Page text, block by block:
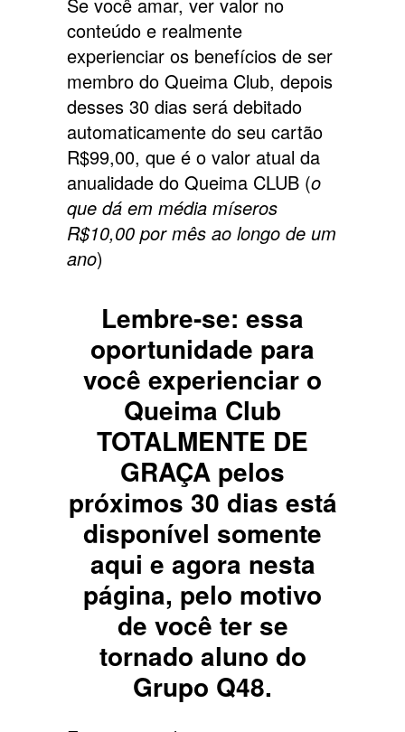
conteúdo e realmente
experienciar os benefícios de ser
membro do Queima Club, depois
desses 30 dias será debitado
automaticamente do seu cartão
R$99,00, que é o valor atual da
anualidade do Queima CLUB (o
que dá em média míseros
R$10,00 por mês ao longo de um
ano)
Lembre-se: essa
oportunidade para
você experienciar o
Queima Club
TOTALMENTE DE
GRAÇA pelos
próximos 30 dias está
disponível somente
aqui e agora nesta
página, pelo motivo
de você ter se
tornado aluno do
Grupo Q48.